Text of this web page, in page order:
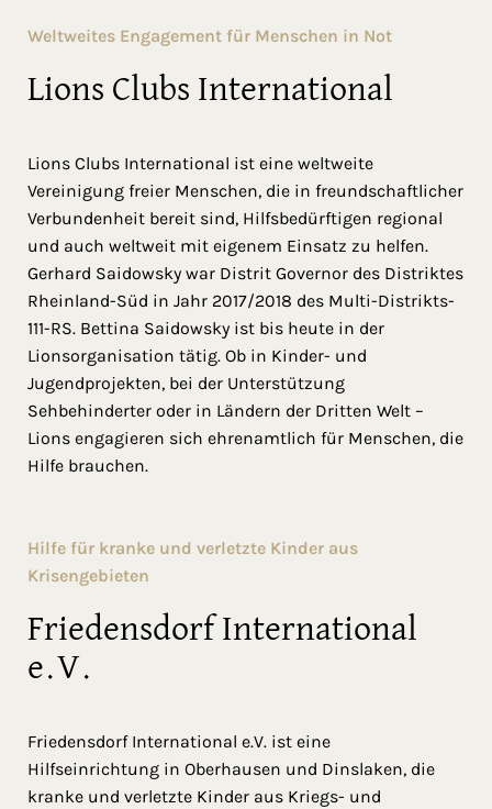
Weltweites Engagement für Menschen in Not
Lions Clubs International
Lions Clubs International ist eine weltweite
Vereinigung freier Menschen, die in freundschaftlicher
Verbundenheit bereit sind, Hilfsbedürftigen regional
und auch weltweit mit eigenem Einsatz zu helfen.
Gerhard Saidowsky war Distrit Governor des Distriktes
Rheinland-Süd in Jahr 2017/2018 des Multi-Distrikts-
111-RS. Bettina Saidowsky ist bis heute in der
Lionsorganisation tätig. Ob in Kinder- und
Jugendprojekten, bei der Unterstützung
Sehbehinderter oder in Ländern der Dritten Welt –
Lions engagieren sich ehrenamtlich für Menschen, die
Hilfe brauchen.
Hilfe für kranke und verletzte Kinder aus
Krisengebieten
Friedensdorf International
e.V.
Friedensdorf International e.V. ist eine
Hilfseinrichtung in Oberhausen und Dinslaken, die
kranke und verletzte Kinder aus Kriegs- und